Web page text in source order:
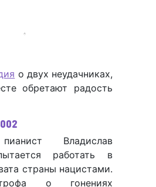
о двух неудачниках,
обретают радость
Владислав
работать в
страны нацистами.
о гонениях